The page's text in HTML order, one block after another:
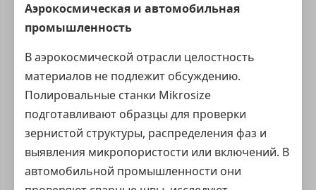
Аэрокосмическая и автомобильная
промышленность
В аэрокосмической отрасли целостность
материалов не подлежит обсуждению.
Полировальные станки Mikrosize
подготавливают образцы для проверки
зернистой структуры, распределения фаз и
выявления микропористости или включений. В
автомобильной промышленности они